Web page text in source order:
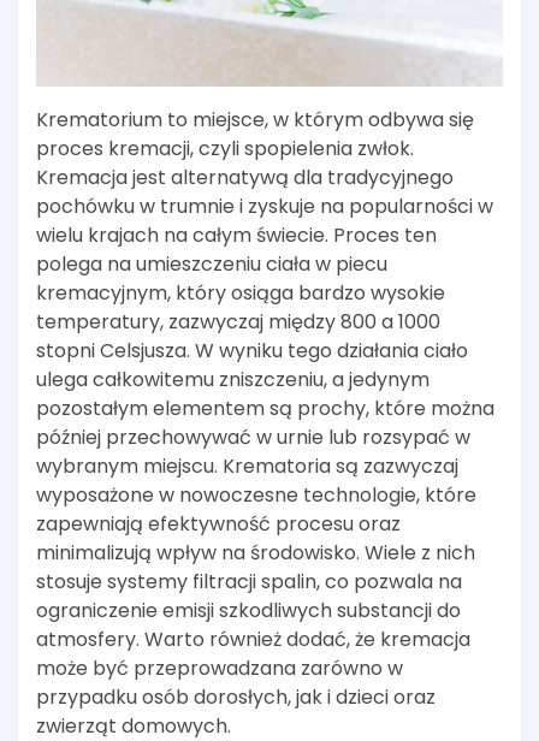
Krematorium to miejsce, w którym odbywa się
proces kremacji, czyli spopielenia zwłok.
Kremacja jest alternatywą dla tradycyjnego
pochówku w trumnie i zyskuje na popularności w
wielu krajach na całym świecie. Proces ten
polega na umieszczeniu ciała w piecu
kremacyjnym, który osiąga bardzo wysokie
temperatury, zazwyczaj między 800 a 1000
stopni Celsjusza. W wyniku tego działania ciało
ulega całkowitemu zniszczeniu, a jedynym
pozostałym elementem są prochy, które można
później przechowywać w urnie lub rozsypać w
wybranym miejscu. Krematoria są zazwyczaj
wyposażone w nowoczesne technologie, które
zapewniają efektywność procesu oraz
minimalizują wpływ na środowisko. Wiele z nich
stosuje systemy filtracji spalin, co pozwala na
ograniczenie emisji szkodliwych substancji do
atmosfery. Warto również dodać, że kremacja
może być przeprowadzana zarówno w
przypadku osób dorosłych, jak i dzieci oraz
zwierząt domowych.